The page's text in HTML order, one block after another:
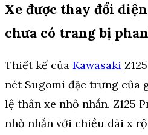
Xe được thay đổi
chưa có trang bị
Thiết kế của Kawasaki
nét Sugomi đặc trưng của
lệ thân xe nhỏ nhắn. Z125
nhỏ nhắn với chiều dài x